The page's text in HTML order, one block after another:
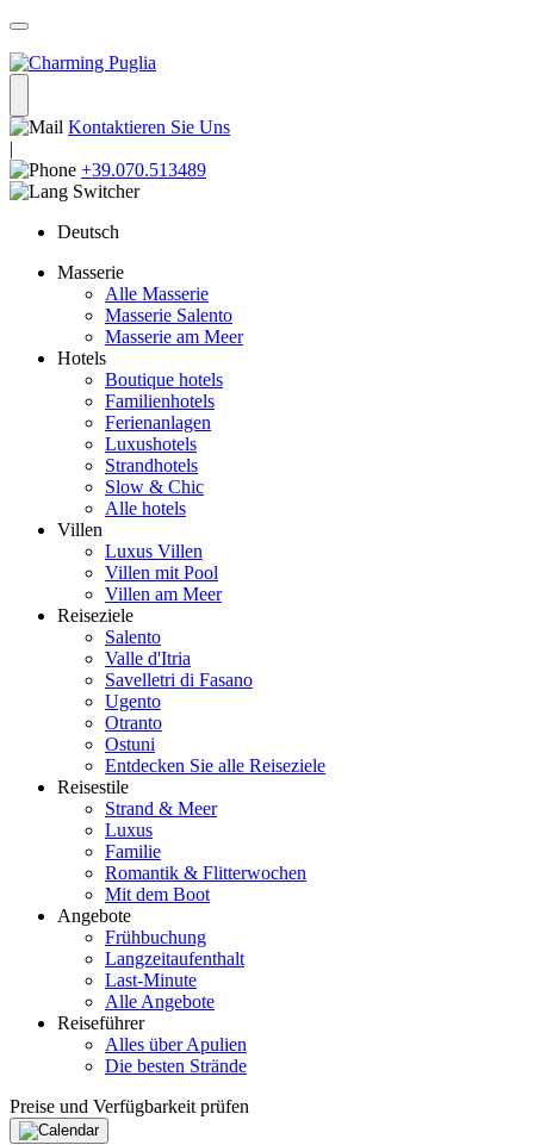
Kontaktieren Sie Uns
|
+39.070.513489
Deutsch
Masserie
Alle Masserie
Masserie Salento
Masserie am Meer
Hotels
Boutique hotels
Familienhotels
Ferienanlagen
Luxushotels
Strandhotels
Slow & Chic
Alle hotels
Villen
Luxus Villen
Villen mit Pool
Villen am Meer
Reiseziele
Salento
Valle d'Itria
Savelletri di Fasano
Ugento
Otranto
Ostuni
Entdecken Sie alle Reiseziele
Reisestile
Strand & Meer
Luxus
Familie
Romantik & Flitterwochen
Mit dem Boot
Angebote
Frühbuchung
Langzeitaufenthalt
Last-Minute
Alle Angebote
Reiseführer
Alles über Apulien
Die besten Strände
Preise und Verfügbarkeit prüfen